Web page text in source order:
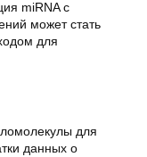
miRNA с
может стать
для
для
данных о